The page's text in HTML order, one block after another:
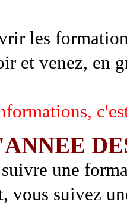
les
et venez, en
une
vous suivez